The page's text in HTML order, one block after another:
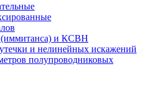
и КСВН
и нелинейных искажений
полупроводниковых